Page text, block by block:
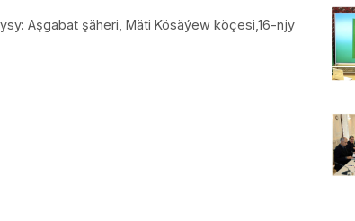
Aşgabat şäheri, Mäti Kösäýew köçesi,16-njy